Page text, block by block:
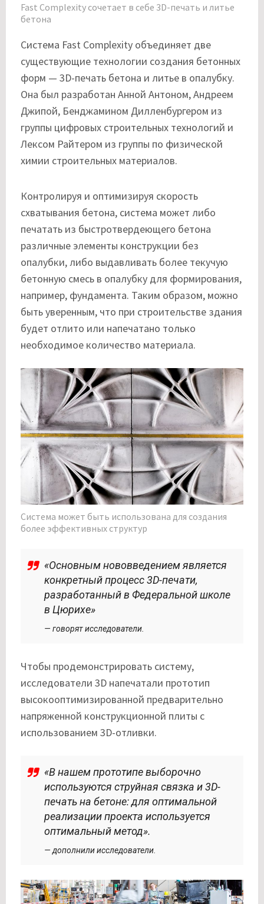
Fast Complexity сочетает в себе 3D-печать и литье
бетона
Система Fast Complexity объединяет две
существующие технологии создания бетонных
форм — 3D-печать бетона и литье в опалубку.
Она был разработан Анной Антоном, Андреем
Джипой, Бенджамином Дилленбургером из
группы цифровых строительных технологий и
Лексом Райтером из группы по физической
химии строительных материалов.
Контролируя и оптимизируя скорость
схватывания бетона, система может либо
печатать из быстротвердеющего бетона
различные элементы конструкции без
опалубки, либо выдавливать более текучую
бетонную смесь в опалубку для формирования,
например, фундамента. Таким образом, можно
быть уверенным, что при строительстве здания
будет отлито или напечатано только
необходимое количество материала.
Система может быть использована для создания
более эффективных структур
«Основным нововведением является
конкретный процесс 3D-печати,
разработанный в Федеральной школе
в Цюрихе»
— говорят исследователи.
Чтобы продемонстрировать систему,
исследователи 3D напечатали прототип
высокооптимизированной предварительно
напряженной конструкционной плиты с
использованием 3D-отливки.
«В нашем прототипе выборочно
используются струйная связка и 3D-
печать на бетоне: для оптимальной
реализации проекта используется
оптимальный метод».
— дополнили исследователи.